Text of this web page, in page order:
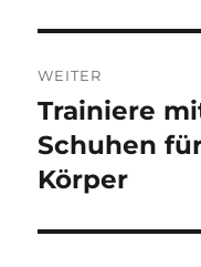
WEITER
Nächster
Beitrag:
Trainiere
Schuhen
Körper